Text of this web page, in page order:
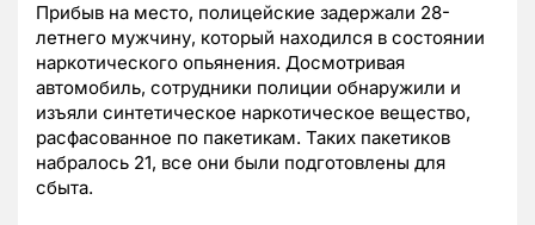
Прибыв на место, полицейские задержали 28-
летнего мужчину, который находился в состоянии
наркотического опьянения. Досмотривая
автомобиль, сотрудники полиции обнаружили и
изъяли синтетическое наркотическое вещество,
расфасованное по пакетикам. Таких пакетиков
набралось 21, все они были подготовлены для
сбыта.